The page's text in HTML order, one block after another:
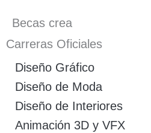
Becas crea
Carreras Oficiales
Diseño Gráfico
Diseño de Moda
Diseño de Interiores
Animación 3D y VFX